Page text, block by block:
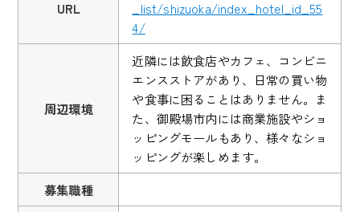
URL
_list/shizuoka/index_hotel_id_55
4/
周辺環境
近隣には飲食店やカフェ、コンビニ
エンスストアがあり、日常の買い物
や食事に困ることはありません。ま
た、御殿場市内には商業施設やショ
ッピングモールもあり、様々なショ
ッピングが楽しめます。
募集職種